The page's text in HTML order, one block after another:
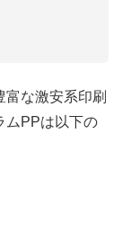
な激安系印刷
ムPPは以下の